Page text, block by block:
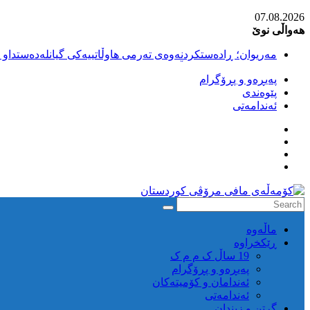
Skip
to
07.08.2026
هەواڵی نوێ
مەریوان؛ ڕادەستکردنەوەی تەرمی هاوڵاتییەکی
سەقز؛ دەسبەسەری دوو گەنج لەلایەن هێزە ئەمنییەکانی
کوژرانی هاوڵاتییەکی خەڵکی سەردەشت لە کاتی کۆڵبەری لە
مەریوان و ڕوانسەر؛ کوژرانی دوو هاوڵاتی لە کاتی
پەیڕەو و پڕۆگرام
پێوەندی
ئەندامەتی
كۆمه‌ڵه‌ی
مافی
مرۆڤی
کوردستان
ماڵه‌وه‌
ڕێکخراوە
19 ساڵ ک م م ک
پەیڕەو و پڕۆگرام
ئەندامان و کۆمیتەکان
ئەندامەتی